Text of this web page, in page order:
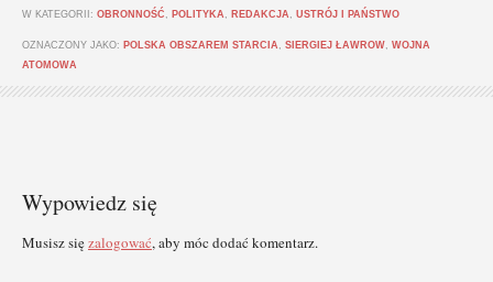
W KATEGORII: OBRONNOŚĆ POLITYKA REDAKCJA USTRÓJ I PAŃSTWO
OZNACZONY JAKO: POLSKA OBSZAREM STARCIA SIERGIEJ ŁAWROW WOJNA
ATOMOWA
Wypowiedz się
Musisz sięzalogować, aby móc dodać komentarz.